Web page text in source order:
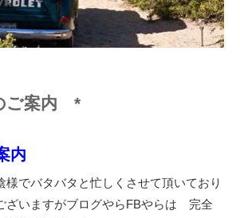
ご案内 *
内
様でバタバタと忙しくさせて頂いており
ざいますがブログやらFBやらは 完全